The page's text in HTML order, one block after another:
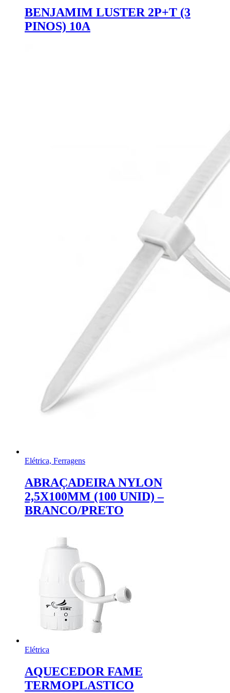
BENJAMIM LUSTER 2P+T (3
PINOS) 10A
Elétrica, Ferragens
ABRAÇADEIRA NYLON
2,5X100MM (100 UNID) –
BRANCO/PRETO
Elétrica
AQUECEDOR FAME
TERMOPLASTICO